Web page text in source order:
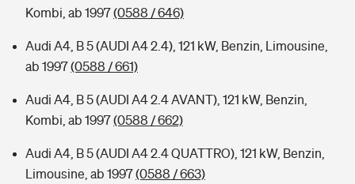
Kombi, ab 1997(0588 / 646)
Audi A4, B 5 (AUDI A4 2.4), 121 kW, Benzin, Limousine,
ab 1997(0588 / 661)
Audi A4, B 5 (AUDI A4 2.4 AVANT), 121 kW, Benzin,
Kombi, ab 1997(0588 / 662)
Audi A4, B 5 (AUDI A4 2.4 QUATTRO), 121 kW, Benzin,
Limousine, ab 1997(0588 / 663)